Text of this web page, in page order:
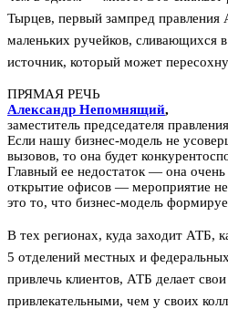
Тырцев, первый зампред
маленьких ручейков, сливающихся
источник, который может
ПРЯМАЯ РЕЧЬ
Александр Непомнящий,
заместитель председателя
Если нашу бизнес-модель не
вызовов, то она будет
Главный ее недостаток — она очень
открытие офисов — мероприятие
это то, что бизнес-модель
В тех регионах, куда заходит АТБ,
5 отделений местных и
привлечь клиентов, АТБ делает свои
привлекательными, чем у своих